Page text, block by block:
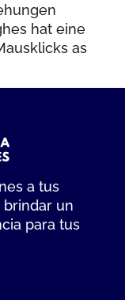
hat eine
as
a tus
un
para tus